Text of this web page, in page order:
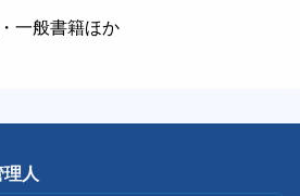
一般書籍ほか
人